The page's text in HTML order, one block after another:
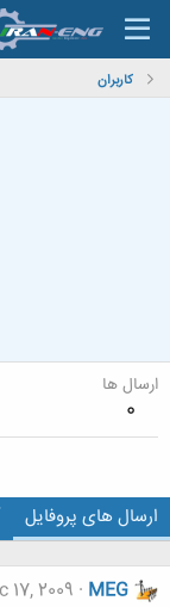
کاربران
ارسال ها
0
ارسال های پروفایل
MEG
17, 2009